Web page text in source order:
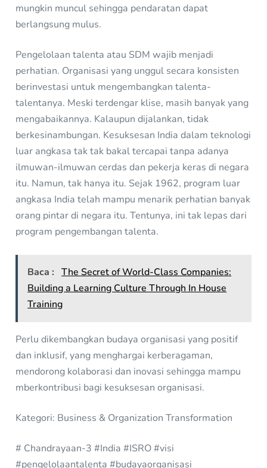
mungkin muncul sehingga pendaratan dapat
berlangsung mulus.
Pengelolaan talenta atau SDM wajib menjadi
perhatian. Organisasi yang unggul secara konsisten
berinvestasi untuk mengembangkan talenta-
talentanya. Meski terdengar klise, masih banyak yang
mengabaikannya. Kalaupun dijalankan, tidak
berkesinambungan. Kesuksesan India dalam teknologi
luar angkasa tak tak bakal tercapai tanpa adanya
ilmuwan-ilmuwan cerdas dan pekerja keras di negara
itu. Namun, tak hanya itu. Sejak 1962, program luar
angkasa India telah mampu menarik perhatian banyak
orang pintar di negara itu. Tentunya, ini tak lepas dari
program pengembangan talenta.
Baca : The Secret of World-Class Companies:
Building a Learning Culture Through In House
Training
Perlu dikembangkan budaya organisasi yang positif
dan inklusif, yang menghargai kerberagaman,
mendorong kolaborasi dan inovasi sehingga mampu
mberkontribusi bagi kesuksesan organisasi.
Kategori: Business & Organization Transformation
# Chandrayaan-3 #India #ISRO #visi
#pengelolaantalenta #budayaorganisasi